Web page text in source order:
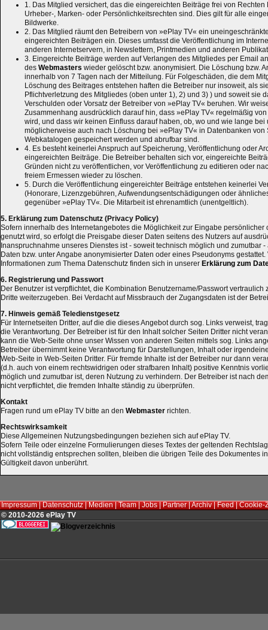
1. Das Mitglied versichert, das die eingereichten Beiträge frei von Rechten
Urheber-, Marken- oder Persönlichkeitsrechten sind. Dies gilt für alle
Bildwerke.
2. Das Mitglied räumt den Betreibern von »ePlay TV« ein
eingereichten Beiträgen ein. Dieses umfasst die Veröffentlichung im
anderen Internetservern, in Newslettern, Printmedien und anderen
3. Eingereichte Beiträge werden auf Verlangen des Mitgliedes per Email
des Webmasters wieder gelöscht bzw. anonymisiert. Die Löschung bzw.
innerhalb von 7 Tagen nach der Mitteilung. Für Folgeschäden, die dem
Löschung des Beitrages entstehen haften die Betreiber nur insoweit, als
Pflichtverletzung des Mitgliedes (oben unter 1), 2) und 3) ) und soweit sie
Verschulden oder Vorsatz der Betreiber von »ePlay TV« beruhen. Wir
Zusammenhang ausdrücklich darauf hin, dass »ePlay TV« regelmäßig
wird, und dass wir keinen Einfluss darauf haben, ob, wo und wie lange bei
möglicherweise auch nach Löschung bei »ePlay TV« in Datenbanken von
Webkatalogen gespeichert werden und abrufbar sind.
4. Es besteht keinerlei Anspruch auf Speicherung, Veröffentlichung oder
eingereichten Beiträge. Die Betreiber behalten sich vor, eingereichte
Gründen nicht zu veröffentlichen, vor Veröffentlichung zu editieren oder
freiem Ermessen wieder zu löschen.
5. Durch die Veröffentlichung eingereichter Beiträge entstehen keinerlei
(Honorare, Lizenzgebühren, Aufwendungsentschädigungen oder
gegenüber »ePlay TV«. Die Mitarbeit ist ehrenamtlich (unentgeltlich).
5. Erklärung zum Datenschutz (Privacy Policy)
Sofern innerhalb des Internetangebotes die Möglichkeit zur Eingabe persönlicher
genutzt wird, so erfolgt die Preisgabe dieser Daten seitens des Nutzers auf
Inanspruchnahme unseres Dienstes ist - soweit technisch möglich und zumutbar
Daten bzw. unter Angabe anonymisierter Daten oder eines Pseudonyms
Informationen zum Thema Datenschutz finden sich in unserer Erklärung zum
6. Registrierung und Passwort
Der Benutzer ist verpflichtet, die Kombination Benutzername/Passwort
Dritte weiterzugeben. Bei Verdacht auf Missbrauch der Zugangsdaten ist der
7. Hinweis gemäß Teledienstgesetz
Für Internetseiten Dritter, auf die die dieses Angebot durch sog. Links verweist,
die Verantwortung. Der Betreiber ist für den Inhalt solcher Seiten Dritter nicht
kann die Web-Seite ohne unser Wissen von anderen Seiten mittels sog. Links
Betreiber übernimmt keine Verantwortung für Darstellungen, Inhalt oder
Web-Seite in Web-Seiten Dritter. Für fremde Inhalte ist der Betreiber nur dann
(d.h. auch von einem rechtswidrigen oder strafbaren Inhalt) positive Kenntnis
möglich und zumutbar ist, deren Nutzung zu verhindern. Der Betreiber ist nach
nicht verpflichtet, die fremden Inhalte ständig zu überprüfen.
Kontakt
Fragen rund um ePlay TV bitte an den Webmaster richten.
Rechtswirksamkeit
Diese Allgemeinen Nutzungsbedingungen beziehen sich auf ePlay TV.
Sofern Teile oder einzelne Formulierungen dieses Textes der geltenden
nicht vollständig entsprechen sollten, bleiben die übrigen Teile des Dokumentes
Gültigkeit davon unberührt.
Impressum|Datenschutz|Medien|Team|Jobs|Partner|Archiv|Feed|Cookie-
© 2010-2026 ePlay TV